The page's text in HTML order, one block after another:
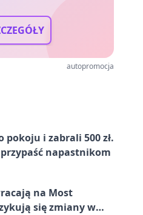
autopromocja
pokoju i zabrali 500 zł.
napastnikom
na Most
się zmiany w